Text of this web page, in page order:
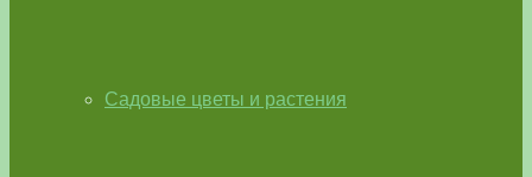
Садовые цветы и растения